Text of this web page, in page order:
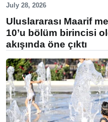
July 28, 2026
Uluslararası Maarif
10’u bölüm birincisi
akışında öne çıktı